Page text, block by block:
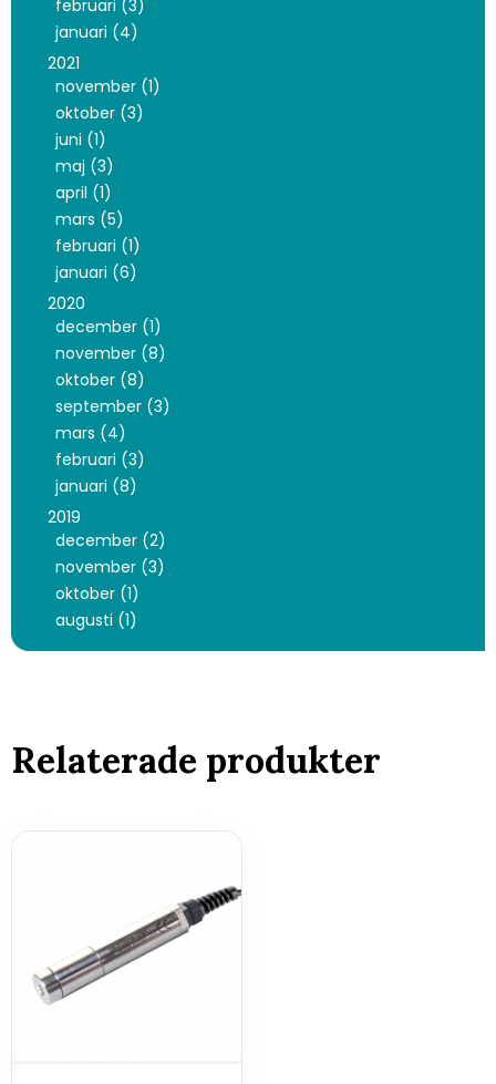
februari (3)
januari (4)
2021
november (1)
oktober (3)
juni (1)
maj (3)
april (1)
mars (5)
februari (1)
januari (6)
2020
december (1)
november (8)
oktober (8)
september (3)
mars (4)
februari (3)
januari (8)
2019
december (2)
november (3)
oktober (1)
augusti (1)
Relaterade produkter